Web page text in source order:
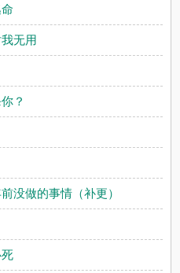
无用
？
没做的事情（补更）